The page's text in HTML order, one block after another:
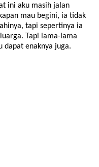
ini aku masih jalan
mau begini, ia tidak
tapi sepertinya ia
Tapi lama-lama
dapat enaknya juga.